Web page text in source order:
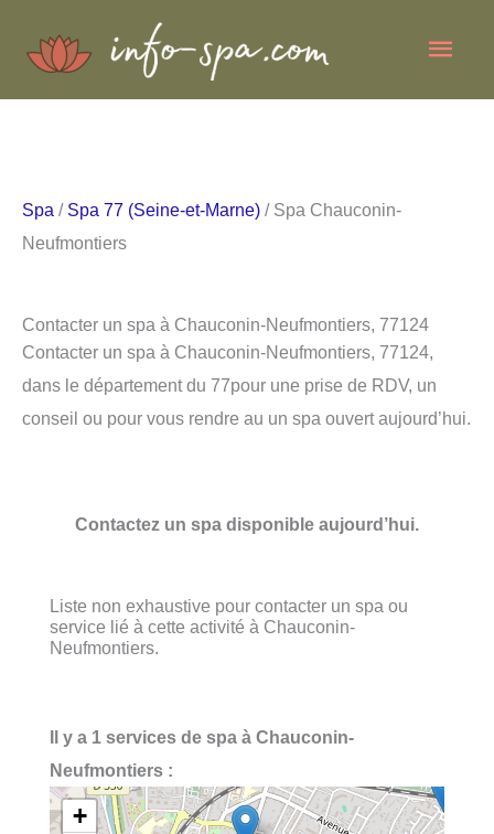
Spa / Spa 77 (Seine-et-Marne) / Spa Chauconin-
Neufmontiers
Contacter un spa à Chauconin-Neufmontiers, 77124
Contacter un spa à Chauconin-Neufmontiers, 77124,
dans le département du 77pour une prise de RDV, un
conseil ou pour vous rendre au un spa ouvert aujourd’hui.
Contactez un spa disponible aujourd’hui.
Liste non exhaustive pour contacter un spa ou
service lié à cette activité à Chauconin-
Neufmontiers.
Il y a 1 services de spa à Chauconin-
Neufmontiers :
+